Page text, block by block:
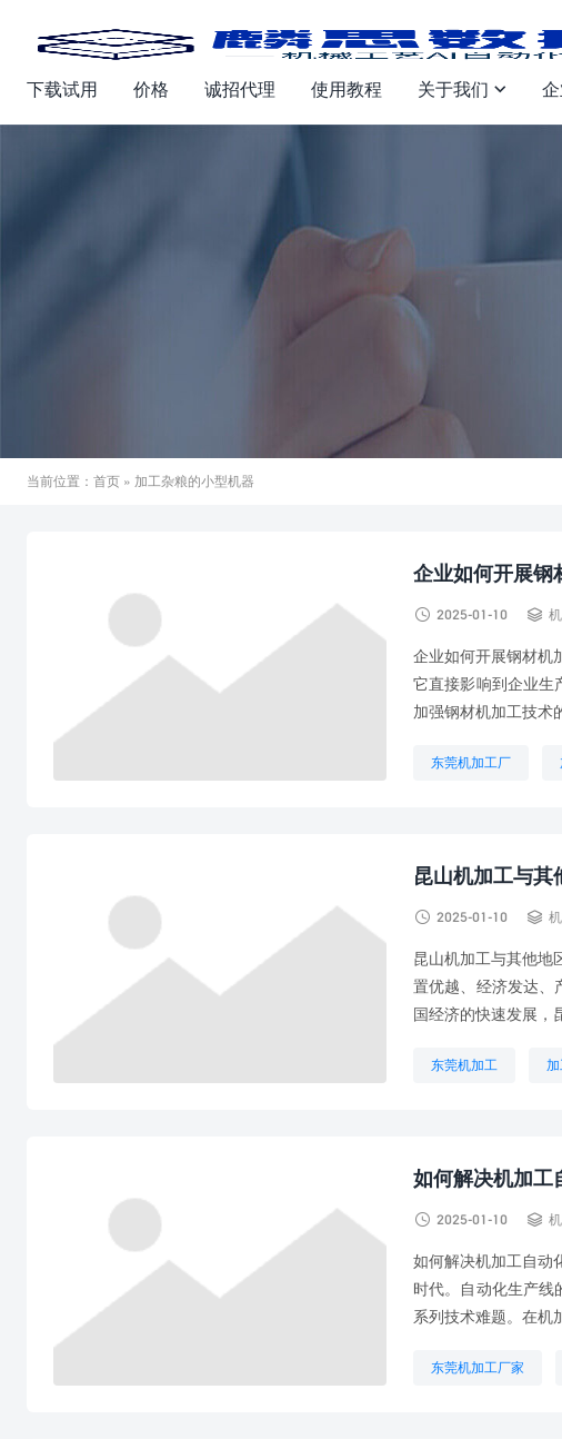
下载试用 价格 诚招代理 使用教程 关于我们 
当前位置： 首页 » 加工杂粮的小型机器
企业如何开展钢
 2025-01-10 
企业如何开展钢材机
它直接影响到企业生
加强钢材机加工技术
东莞机加工厂
昆山机加工与其
 2025-01-10 
昆山机加工与其他地
置优越、经济发达、
国经济的快速发展，
东莞机加工
如何解决机加工
 2025-01-10 
如何解决机加工自动
时代。自动化生产线
系列技术难题。在机
东莞机加工厂家